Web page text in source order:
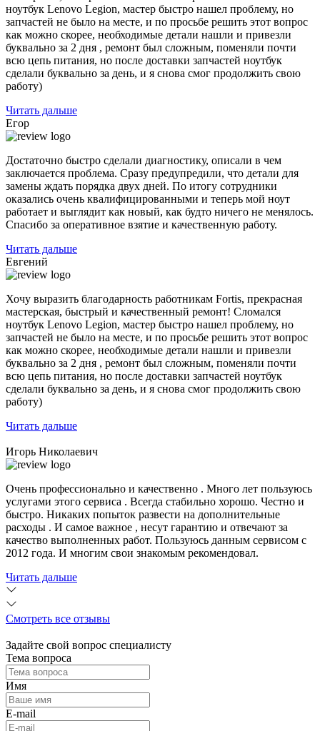
ноутбук Lenovo Legion, мастер быстро нашел проблему, но
запчастей не было на месте, и по просьбе решить этот вопрос
как можно скорее, необходимые детали нашли и привезли
буквально за 2 дня , ремонт был сложным, поменяли почти
всю цепь питания, но после доставки запчастей ноутбук
сделали буквально за день, и я снова смог продолжить свою
работу)
Читать дальше
Егор
Достаточно быстро сделали диагностику, описали в чем
заключается проблема. Сразу предупредили, что детали для
замены ждать порядка двух дней. По итогу сотрудники
оказались очень квалифицированными и теперь мой ноут
работает и выглядит как новый, как будто ничего не менялось.
Спасибо за оперативное взятие и качественную работу.
Читать дальше
Евгений
Хочу выразить благодарность работникам Fortis, прекрасная
мастерская, быстрый и качественный ремонт! Сломался
ноутбук Lenovo Legion, мастер быстро нашел проблему, но
запчастей не было на месте, и по просьбе решить этот вопрос
как можно скорее, необходимые детали нашли и привезли
буквально за 2 дня , ремонт был сложным, поменяли почти
всю цепь питания, но после доставки запчастей ноутбук
сделали буквально за день, и я снова смог продолжить свою
работу)
Читать дальше
Игорь Николаевич
Очень профессионально и качественно . Много лет пользуюсь
услугами этого сервиса . Всегда стабильно хорошо. Честно и
быстро. Никаких попыток развести на дополнительные
расходы . И самое важное , несут гарантию и отвечают за
качество выполненных работ. Пользуюсь данным сервисом с
2012 года. И многим свои знакомым рекомендовал.
Читать дальше
Смотреть все отзывы
Задайте свой вопрос специалисту
Тема вопроса
Имя
E-mail